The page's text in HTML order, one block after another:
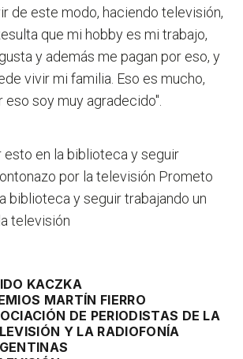
de este modo, haciendo televisión,
que mi hobby es mi trabajo,
y además me pagan por eso, y
vivir mi familia. Eso es mucho,
soy muy agradecido".
en la biblioteca y seguir
por la televisión Prometo
biblioteca y seguir trabajando un
televisión
KACZKA
MARTÍN FIERRO
DE PERIODISTAS DE LA
Y LA RADIOFONÍA